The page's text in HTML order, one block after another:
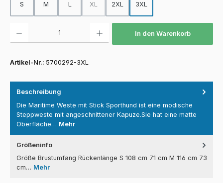
S M L XL
(Diese Option ist zurzeit nicht verfügbar.)
2XL 3XL
In den Warenkorb
Artikel-Nr.: 5700292-3XL
Beschreibung
Die Maritime Weste mit Stick Sporthund ist eine modische
Steppweste mit angeschnittener Kapuze.Sie hat eine matte
Oberfläche… Mehr
Größeninfo
Größe Brustumfang Rückenlänge S 108 cm 71 cm M 116 cm 73
cm… Mehr